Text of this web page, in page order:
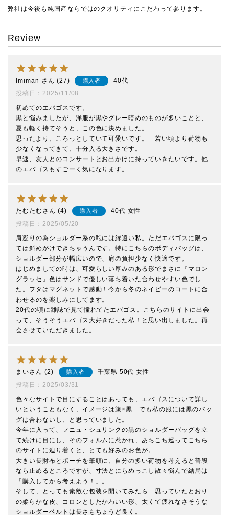
弊社は今後も純国産ならではのクオリティにこだわって参ります。
Review
Imiman 27 購入者
40代
投稿日
2025/11/08
初めてのエバゴスです。
黒と悩みましたが、洋服が黒やグレー暗めのものが多いことと、
夏も軽く持てそうと、この色に決めました。
思ったより、ころっとしていて可愛いです。　若い頃より荷物も
少なくなってきて、十分入る大きさです。
早速、友人とのコンサートとお出かけに持っていきたいです。他
のエバゴスもすごーく気になります。
たむたむ 4 購入者 40代 女性
投稿日
2025/05/20
肩凝りの為ショルダー系の鞄には縁遠い私。ただエバゴスに限っ
ては斜めがけできちゃうんです。特にこちらのボディバッグは、
ショルダー部分が幅広いので、肩の負担少なく快適です。
はじめましての時は、可愛らしい厚みのある形でまさに『マロン
グラッセ』色はサンドで優しい落ち着いた合わせやすい色でし
た。フタはマグネットで感動！今から冬のネイビーのコートに合
わせるのを楽しみにしてます。
20代の頃に雑誌で見て憧れてたエバゴス。こちらのサイトに出会
って、そうそうエバゴス大好きだった私！と思い出しました。再
会させていただきました。
まい 2 購入者 千葉県 50代 女性
投稿日
2025/03/31
色々なサイトで目にすることはあっても、エバゴスについて詳し
いということもなく、イメージは籐×黒…でも私の服には黒のバッ
グは合わないし、と思っていました。
今年に入って、フニュ・シュリンクの黒のショルダーバッグを立
て続けに目にし、そのフォルムに惹かれ、あちこち巡ってこちら
のサイトに辿り着くと、とても好みのお色が。
大きい長財布とポーチを筆頭に、自分の多い荷物を考えると普段
なら止めるところですが、寸法とにらめっこし散々悩んで結局は
「購入してから考えよう！」。
そして、とっても素敵な包装を開いてみたら…思っていたとおり
の柔らかな皮、コロンとしたかわいい形、太くて疲れなさそうな
ショルダーベルトは長さもちょうど良く。